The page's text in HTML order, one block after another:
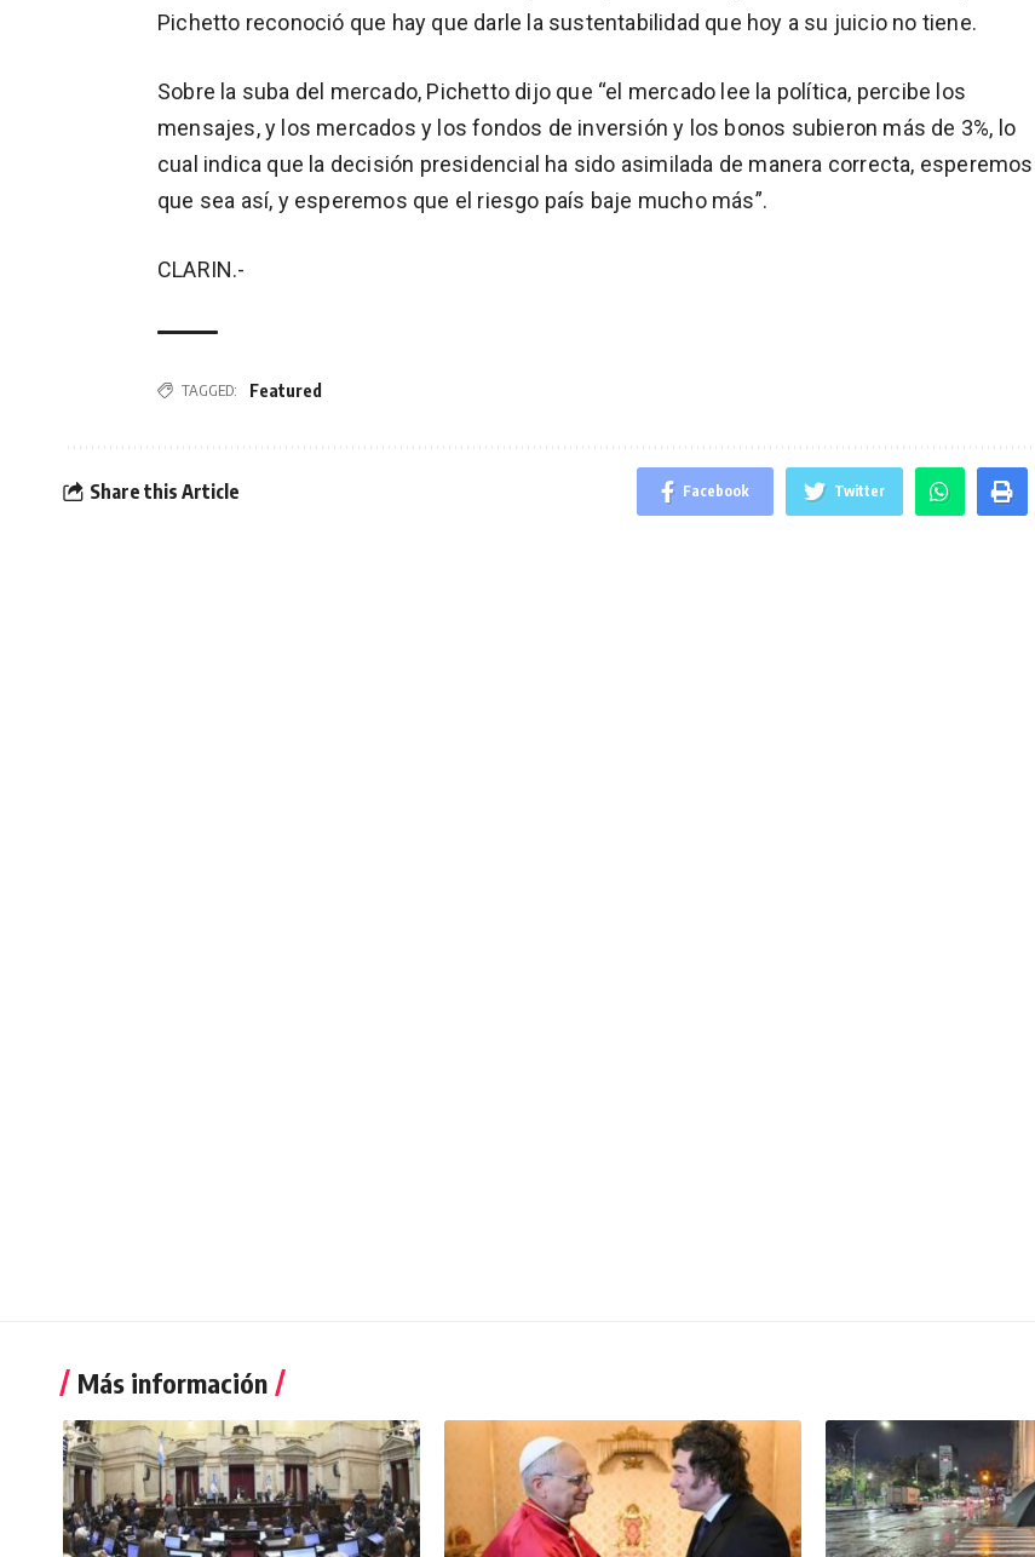
Pichetto reconoció que hay que darle la sustentabilidad que hoy a su juicio no tiene.
Sobre la suba del mercado, Pichetto dijo que “el mercado lee la política, percibe los
mensajes, y los mercados y los fondos de inversión y los bonos subieron más de 3%, lo
cual indica que la decisión presidencial ha sido asimilada de manera correcta, esperemos
que sea así, y esperemos que el riesgo país baje mucho más”.
CLARIN.-
TAGGED: Featured
Share this Article Facebook Twitter
Más información